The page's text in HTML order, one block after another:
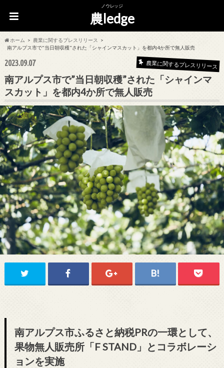
ノウレッジ
農ledge
ホーム
農業に関するプレスリリース
南アルプス市で"当日朝収穫"された「シャインマスカット」を都内4か所で無人販売
2023.09.07 農業に関するプレスリリース
南アルプス市で”当日朝収穫”された「シャインマ
スカット」を都内4か所で無人販売
南アルプス市ふるさと納税PRの一環として、
果物無人販売所「F STAND」とコラボレーシ
ョンを実施